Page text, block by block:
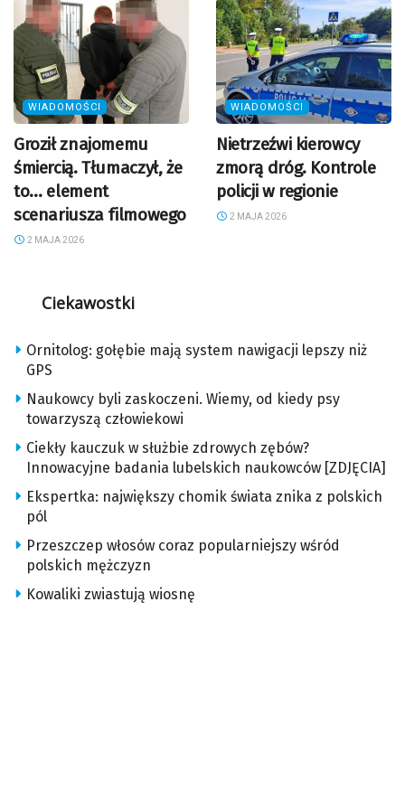
WIADOMOŚCI
Groził znajomemu
śmiercią. Tłumaczył, że
to… element
scenariusza filmowego
2 MAJA 2026
WIADOMOŚCI
Nietrzeźwi kierowcy
zmorą dróg. Kontrole
policji w regionie
2 MAJA 2026
Ciekawostki
Ornitolog: gołębie mają system nawigacji lepszy niż
GPS
Naukowcy byli zaskoczeni. Wiemy, od kiedy psy
towarzyszą człowiekowi
Ciekły kauczuk w służbie zdrowych zębów?
Innowacyjne badania lubelskich naukowców [ZDJĘCIA]
Ekspertka: największy chomik świata znika z polskich
pól
Przeszczep włosów coraz popularniejszy wśród
polskich mężczyzn
Kowaliki zwiastują wiosnę